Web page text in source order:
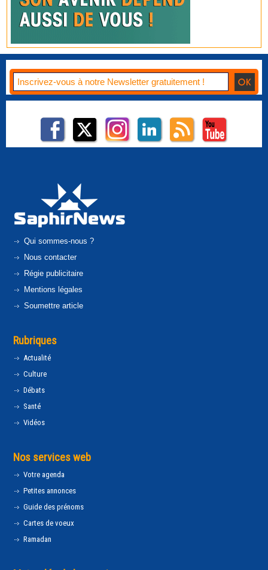
Qui sommes-nous ?
Nous contacter
Régie publicitaire
Mentions légales
Soumettre article
Rubriques
Actualité
Culture
Débats
Santé
Vidéos
Nos services web
Votre agenda
Petites annonces
Guide des prénoms
Cartes de voeux
Ramadan